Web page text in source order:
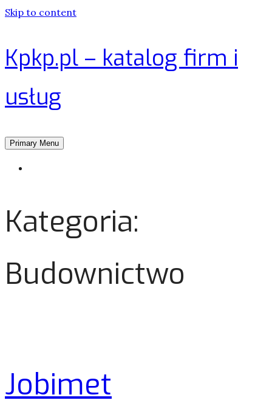
Skip to content
Kpkp.pl – katalog firm i
usług
Primary Menu
Kategoria:
Budownictwo
Jobimet